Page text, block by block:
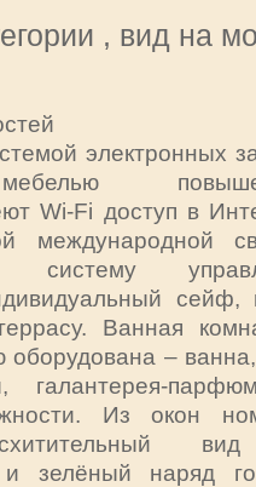
, вид на
электронных
Wi-Fi доступ в
международной
систему
сейф,
Ванная
оборудована –
Из окон
зелёный наряд